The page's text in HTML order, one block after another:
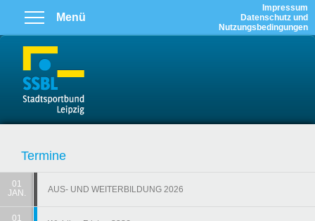
Menü
Impressum
Datenschutz und
Nutzungsbedingungen
Termine
01
JAN.
AUS- UND WEITERBILDUNG 2026
01